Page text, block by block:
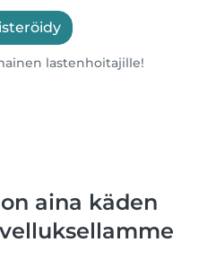
lastenhoitajille!
aina käden